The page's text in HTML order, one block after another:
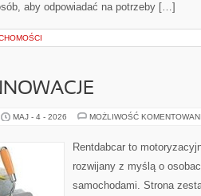
aby odpowiadać na potrzeby […]
MAJ - 4 - 2026 MOŻLIWOŚĆ
Rentdabcar to
rozwijany z myślą o
samochodami. Strona